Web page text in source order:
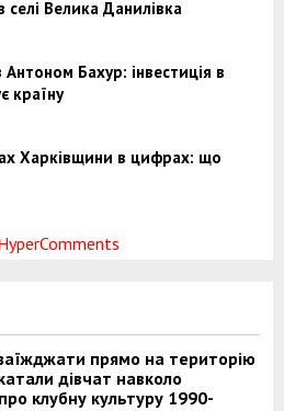
селі Велика Данилівка
Бахур: інвестиція в
країну
Харківщини в цифрах: що
прямо на територію
дівчат навколо
клубну культуру 1990-